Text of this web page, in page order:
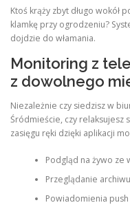
Ktoś krąży zbyt długo wokół
klamkę przy ogrodzeniu?
dojdzie do włamania.
Monitoring z
z dowolnego
Niezależnie czy siedzisz w
Śródmieście, czy
zasięgu ręki dzięki aplikacji
Podgląd na żywo ze
Przeglądanie
Powiadomienia